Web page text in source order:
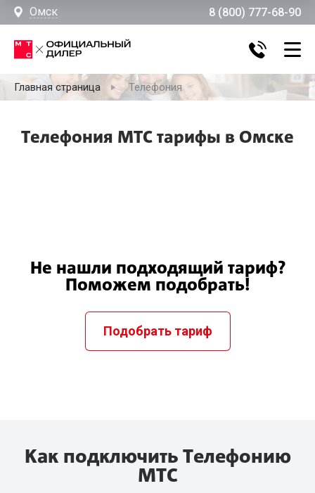
Омск 8 (800) 777-68-90
Главная страница Телефония
Телефония МТС тарифы в Омске
Не нашли подходящий тариф?
Поможем подобрать!
Подобрать тариф
Как подключить Телефонию
МТС